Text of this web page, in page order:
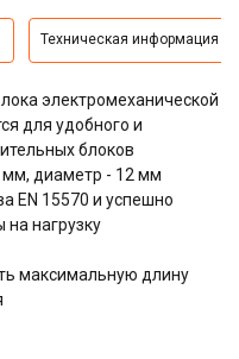
Техническая информация
электромеханической
для удобного и
блоков
мм, диаметр - 12 мм
EN 15570 и успешно
нагрузку
максимальную длину